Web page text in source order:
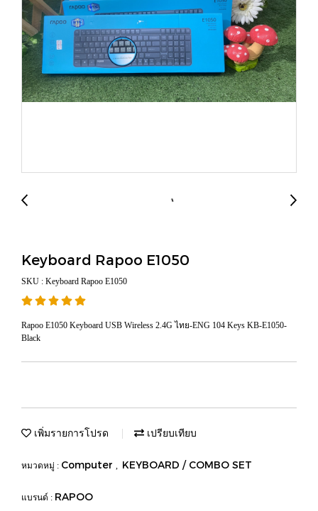
Keyboard Rapoo E1050
SKU : Keyboard Rapoo E1050
Rapoo E1050 Keyboard USB Wireless 2.4G ไทย-ENG 104 Keys KB-E1050-
Black
เพิ่มรายการโปรด เปรียบเทียบ
หมวดหมู่ : Computer , KEYBOARD / COMBO SET
แบรนด์ : RAPOO